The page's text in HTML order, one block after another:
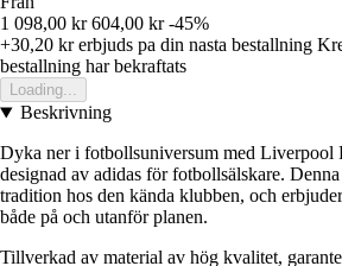
1 098,00 kr 604,00 kr -45%
+30,20 krerbjuds pa din nasta bestallning
bestallning har bekraftats
Loading...
Beskrivning
Dyka ner i fotbollsuniversum med Liverpool
designad av adidas för fotbollsälskare.
tradition hos den kända klubben, och
både på och utanför planen.
Tillverkad av material av hög kvalitet,